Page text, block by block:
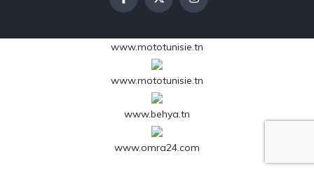
www.mototunisie.tn
www.mototunisie.tn
www.behya.tn
www.omra24.com